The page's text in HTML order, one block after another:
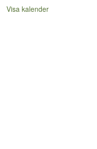
Visa kalender